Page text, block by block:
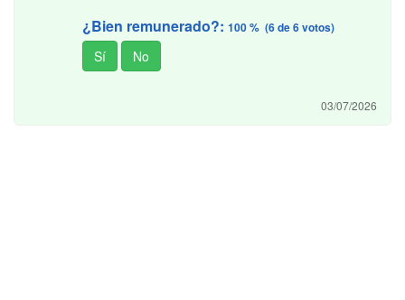
¿Bien remunerado?: 100 % (6 de 6 votos)
03/07/2026